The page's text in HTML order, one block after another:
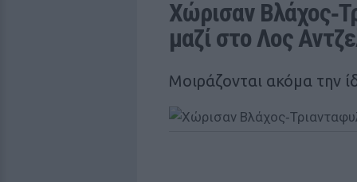
Χώρισαν
μαζί στο Λος
Μοιράζονται ακόμα την